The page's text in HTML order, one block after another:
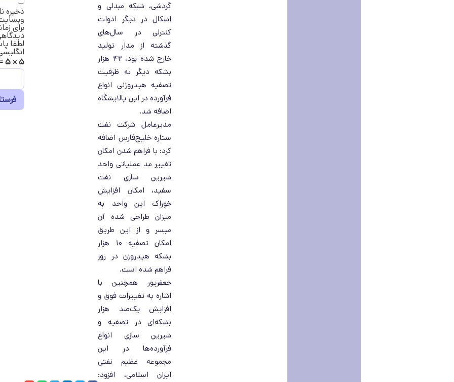
گردشی، شبکه مبدلی و
اشکال در دیگر ادوات
کنترلی در سال‌های
گذشته از مدار تولید
خارج شده بود، ۴۲ هزار
بشکه دیگر به ظرفیت
تصفیه هیدروژنی انواع
فرآورده در این پالایشگاه
اضافه شد.
مدیرعامل شرکت نفت
ستاره خلیج‌فارس اضافه
کرد: با فراهم شدن امکان
تغییر مد عملیاتی واحد
شیرین سازی نفت
سفید، امکان افزایش
خوراک این واحد به
میزان طراحی شده آن
میسر و از این طریق
امکان تصفیه ۱۰ هزار
بشکه هیدروژن در روز
فراهم شده است.
جعفرپور همچنین با
اشاره به تغییرات فوق و
افزایش یک‌صد هزار
بشکه‌ای در تصفیه و
شیرین سازی انواع
فرآورده‌ها در این
مجموعه عظیم نفتی
ایران اسلامی، افزود:
ذخیره
برای
لطفا
۵ × ۵ =